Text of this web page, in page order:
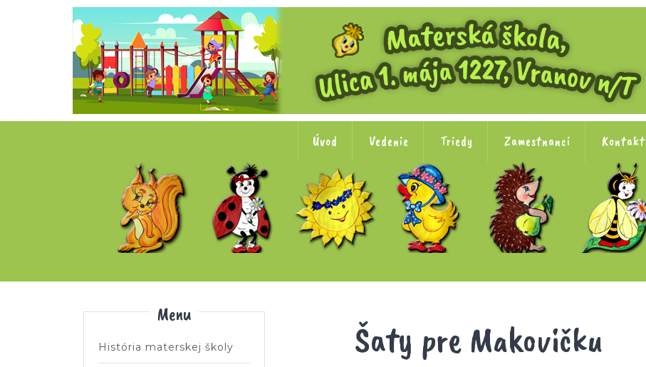
Úvod Vedenie Triedy Zamestnanci Kontakt
Menu
História materskej školy Šaty pre Makovičku